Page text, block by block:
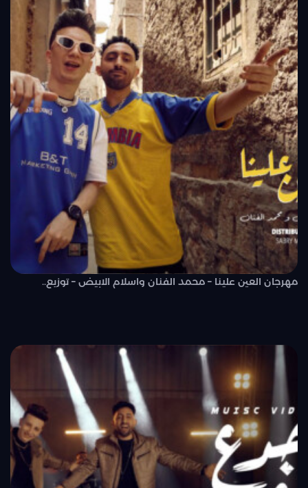
مهرجان العين علينا – محمد الفنان واسلام الابيض – توزيع..